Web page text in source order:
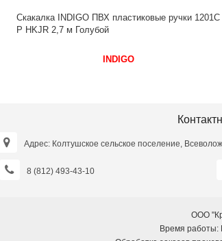
Скакалка INDIGO ПВХ пластиковые ручки 1201C
P HKJR 2,7 м Голубой
INDIGO
Адрес: Колтушское сельское поселение,
8 (812) 493-43-10
ООО
Время работы: